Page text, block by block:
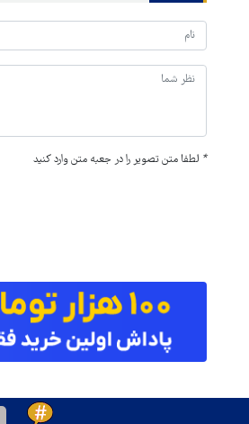
* لطفا متن تصویر را در جعبه متن وارد کنید